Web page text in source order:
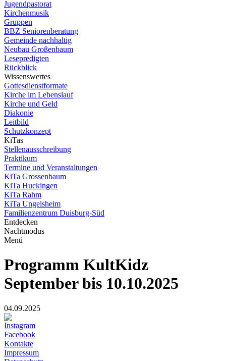
Jugendpastorat
Kirchenmusik
Gruppen
BBZ Seniorenberatung
Gemeinde nachhaltig
Neubau Großenbaum
Lesepredigten
Rückblick
Wissenswertes
Gottesdienstformate
Kirche im Lebenslauf
Kirche und Geld
Diakonie
Leitbild
Schutzkonzept
KiTas
Stellenausschreibung
Praktikum
Termine und Veranstaltungen
KiTa Grossenbaum
KiTa Huckingen
KiTa Rahm
KiTa Ungelsheim
Familienzentrum Duisburg-Süd
Entdecken
Nachtmodus
Menü
Programm KultKidz
September bis 10.10.2025
04.09.2025
Instagram
Facebook
Kontakte
Impressum